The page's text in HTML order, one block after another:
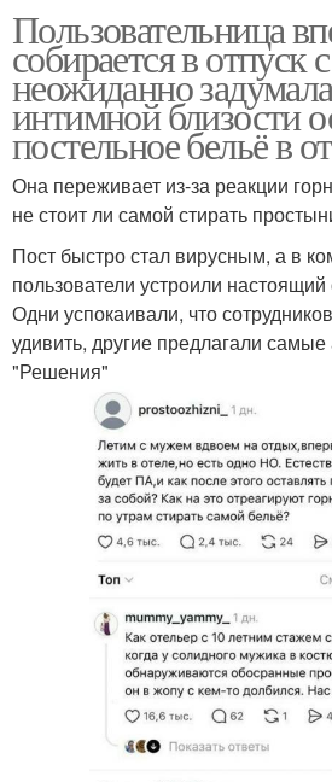
Пользовательница
собирается в
неожиданно
интимной близости
постельное бельё в
Она переживает из-за реакции
не стоит ли самой стирать
Пост быстро стал вирусным, а в
пользователи устроили
Одни успокаивали, что
удивить, другие предлагали
"Решения"